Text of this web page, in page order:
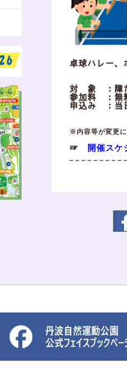
卓球バレー、
対 象 ：障が
参加料 ：無
申込み ：当
※内容等が変更に
☞ 開催スケ